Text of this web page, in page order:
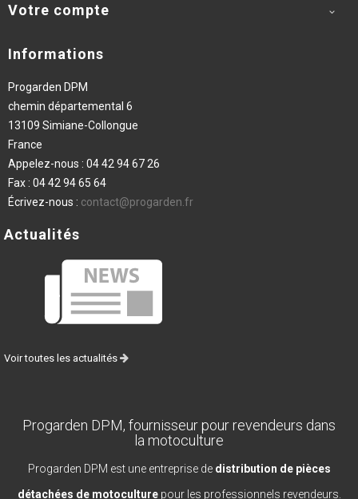
Votre compte 
Informations
Progarden DPM
chemin départemental 6
13109 Simiane-Collongue
France
Appelez-nous : 04 42 94 67 26
Fax : 04 42 94 65 64
Écrivez-nous : contact@progarden.fr
Actualités
Voir toutes les actualités
Progarden DPM, fournisseur pour revendeurs dans
la motoculture
Progarden DPM est une entreprise de distribution de pièces
détachées de motoculturepour les professionnels revendeurs.